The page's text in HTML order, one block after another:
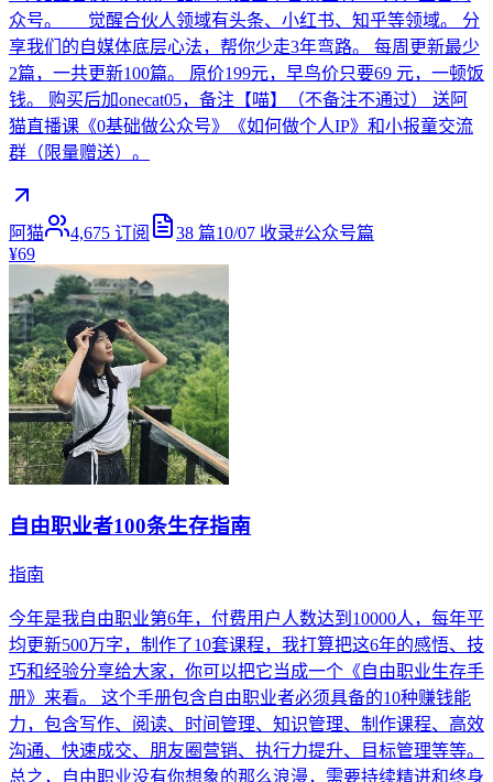
众号。 觉醒合伙人领域有头条、小红书、知乎等领域。 分
享我们的自媒体底层心法，帮你少走3年弯路。 每周更新最少
2篇，一共更新100篇。 原价199元，早鸟价只要69 元，一顿饭
钱。 购买后加onecat05，备注【喵】（不备注不通过） 送阿
猫直播课《0基础做公众号》《如何做个人IP》和小报童交流
群（限量赠送）。
阿猫 4,675 订阅 38 篇10/07 收录#公众号篇
¥69
自由职业者100条生存指南
指南
今年是我自由职业第6年，付费用户人数达到10000人，每年平
均更新500万字，制作了10套课程，我打算把这6年的感悟、技
巧和经验分享给大家，你可以把它当成一个《自由职业生存手
册》来看。 这个手册包含自由职业者必须具备的10种赚钱能
力，包含写作、阅读、时间管理、知识管理、制作课程、高效
沟通、快速成交、朋友圈营销、执行力提升、目标管理等等。
总之，自由职业没有你想象的那么浪漫，需要持续精进和终身